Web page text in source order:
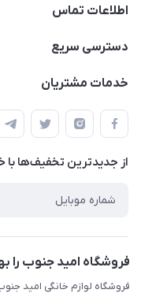
اطلاعات تماس
09175273898
خانگی امید جنوب
دسترسی سریع
حساب کاربری
لیست محصولات
درباره ما
خدمات مشتریان
قوانین و مقررات سایت
حریم خصوصی
راهنما
تماس با ما
از جدید‌ترین تخفیف‌ها با‌
فروشگاه امید جنوب را
فروشگاه لوازم خانگی امید